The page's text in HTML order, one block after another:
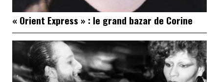
« Orient Express » : le grand bazar de Corine